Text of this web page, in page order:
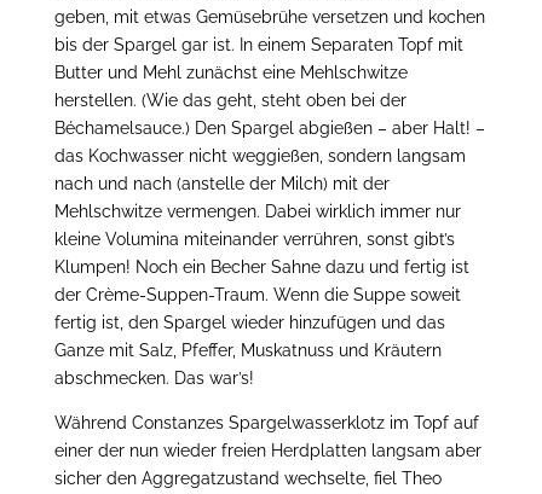
geben, mit etwas Gemüsebrühe versetzen und kochen
bis der Spargel gar ist. In einem Separaten Topf mit
Butter und Mehl zunächst eine Mehlschwitze
herstellen. (Wie das geht, steht oben bei der
Béchamelsauce.) Den Spargel abgießen – aber Halt! –
das Kochwasser nicht weggießen, sondern langsam
nach und nach (anstelle der Milch) mit der
Mehlschwitze vermengen. Dabei wirklich immer nur
kleine Volumina miteinander verrühren, sonst gibt’s
Klumpen! Noch ein Becher Sahne dazu und fertig ist
der Crème-Suppen-Traum. Wenn die Suppe soweit
fertig ist, den Spargel wieder hinzufügen und das
Ganze mit Salz, Pfeffer, Muskatnuss und Kräutern
abschmecken. Das war’s!
Während Constanzes Spargelwasserklotz im Topf auf
einer der nun wieder freien Herdplatten langsam aber
sicher den Aggregatzustand wechselte, fiel Theo